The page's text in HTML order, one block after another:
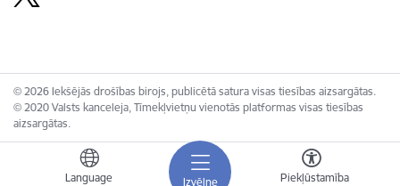
Izvēlne
Language Piekļūstamība
© 2026 Iekšējās drošības birojs, publicētā satura visas tiesības aizsargātas.
© 2020 Valsts kanceleja, Tīmekļvietņu vienotās platformas visas tiesības
aizsargātas.